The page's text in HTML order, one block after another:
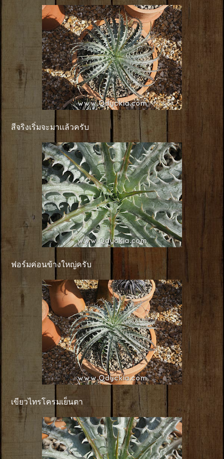
สีจริงเริ่มจะมาเเล้วครับ
ฟอร์มค่อนข้างใหญ่ครับ
เขียวไทรโครมเย็นตา